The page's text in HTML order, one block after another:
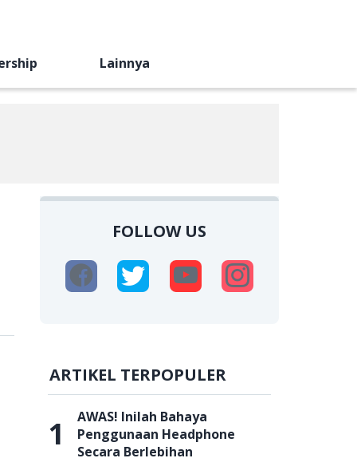
Lainnya
FOLLOW US
ARTIKEL TERPOPULER
1
AWAS! Inilah Bahaya
Penggunaan Headphone
Secara Berlebihan